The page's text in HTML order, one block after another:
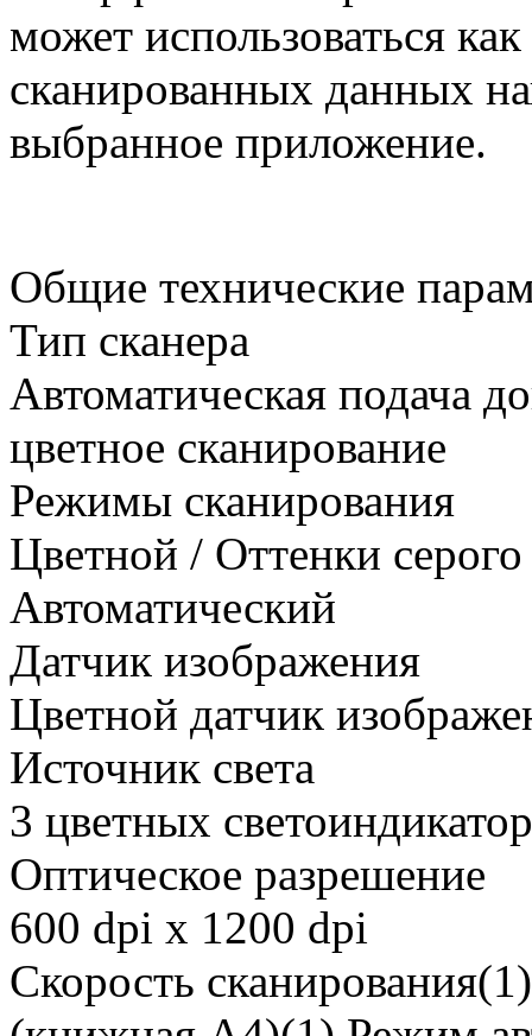
может использоваться
сканированных данных
выбранное приложение.
Общие технические
Тип сканера
Автоматическая подача
цветное сканирование
Режимы сканирования
Цветной / Оттенки
Автоматический
Датчик изображения
Цветной датчик
Источник света
3 цветных
Оптическое разрешение
600 dpi x 1200 dpi
Скорость сканирования(1)